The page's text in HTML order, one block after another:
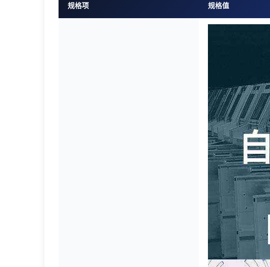
规格项 规格值